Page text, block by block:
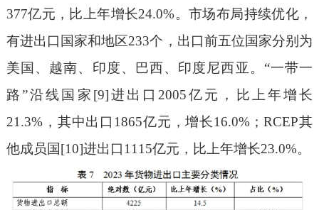
377亿元，比上年增长24.0%。市场布局持续优化，
有进出口国家和地区233个，出口前五位国家分别为
美国、越南、印度、巴西、印度尼西亚。“一带一
路”沿线国家[9]进出口2005亿元，比上年增长
21.3%，其中出口1865亿元，增长16.0%；RCEP其
他成员国[10]进出口1115亿元，比上年增长23.0%。